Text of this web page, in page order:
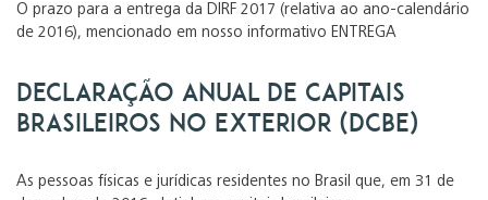
O prazo para a entrega da DIRF 2017 (relativa ao ano-calendário
de 2016), mencionado em nosso informativo ENTREGA
Declaração Anual de Capitais
Brasileiros no Exterior (DCBE)
As pessoas físicas e jurídicas residentes no Brasil que, em 31 de